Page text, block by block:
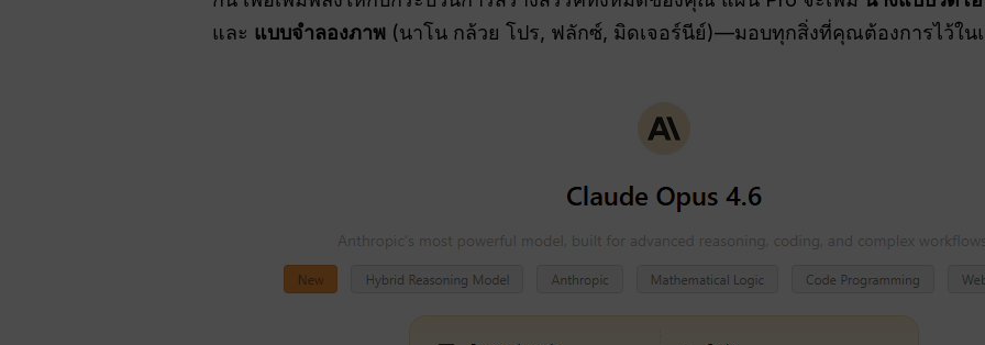
และ แบบจำลองภาพ (นาโน กล้วย โปร, ฟลักซ์, มิดเจอร์นีย์)—มอบทุกสิ่งที่คุณต้องการไว้ใน